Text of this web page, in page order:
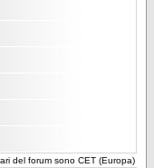
del forum sono CET (Europa)